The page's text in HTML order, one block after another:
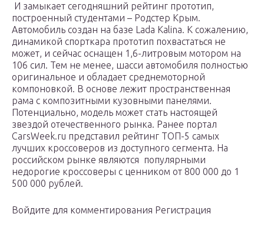
И замыкает сегодняшний рейтинг прототип,
построенный студентами – Родстер Крым.
Автомобиль создан на базе Lada Kalina. К сожалению,
динамикой спорткара прототип похвастаться не
может, и сейчас оснащен 1,6-литровым мотором на
106 сил. Тем не менее, шасси автомобиля полностью
оригинальное и обладает среднемоторной
компоновкой. В основе лежит пространственная
рама с композитными кузовными панелями.
Потенциально, модель может стать настоящей
звездой отечественного рынка. Ранее портал
CarsWeek.ru представил рейтинг ТОП-5 самых
лучших кроссоверов из доступного сегмента. На
российском рынке являются популярными
недорогие кроссоверы с ценником от 800 000 до 1
500 000 рублей.
Войдите для комментирования Регистрация